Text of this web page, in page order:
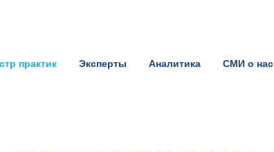
практик Эксперты Аналитика СМИ о нас